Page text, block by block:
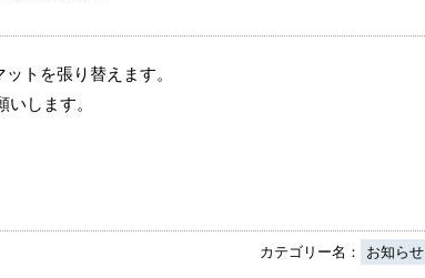
トを張り替えます。
します。
カテゴリー名： お知らせ